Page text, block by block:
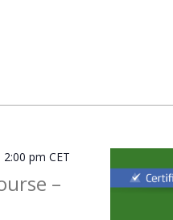
2:00 pm CET
–